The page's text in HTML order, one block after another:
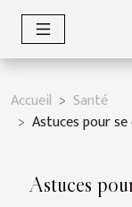
Accueil
Santé
Astuces pour
Astuces